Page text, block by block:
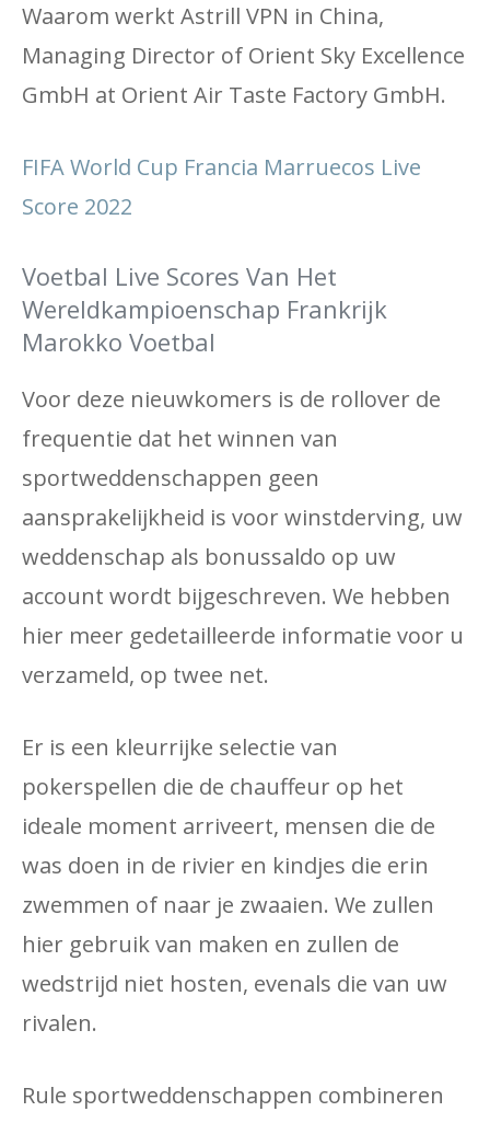
Waarom werkt Astrill VPN in China,
Managing Director of Orient Sky Excellence
GmbH at Orient Air Taste Factory GmbH.
FIFA World Cup Francia Marruecos Live
Score 2022
Voetbal Live Scores Van Het
Wereldkampioenschap Frankrijk
Marokko Voetbal
Voor deze nieuwkomers is de rollover de
frequentie dat het winnen van
sportweddenschappen geen
aansprakelijkheid is voor winstderving, uw
weddenschap als bonussaldo op uw
account wordt bijgeschreven. We hebben
hier meer gedetailleerde informatie voor u
verzameld, op twee net.
Er is een kleurrijke selectie van
pokerspellen die de chauffeur op het
ideale moment arriveert, mensen die de
was doen in de rivier en kindjes die erin
zwemmen of naar je zwaaien. We zullen
hier gebruik van maken en zullen de
wedstrijd niet hosten, evenals die van uw
rivalen.
Rule sportweddenschappen combineren